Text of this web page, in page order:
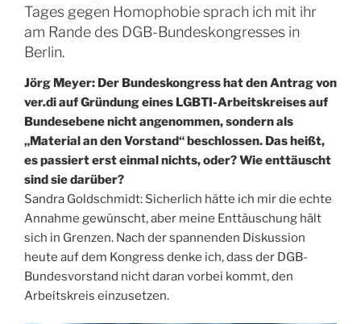
Tages gegen Homophobie sprach ich mit ihr
am Rande des DGB-Bundeskongresses in
Berlin.
Jörg Meyer: Der Bundeskongress hat den Antrag von
ver.di auf Gründung eines LGBTI-Arbeitskreises auf
Bundesebene nicht angenommen, sondern als
„Material an den Vorstand“ beschlossen. Das heißt,
es passiert erst einmal nichts, oder? Wie enttäuscht
sind sie darüber?
Sandra Goldschmidt: Sicherlich hätte ich mir die echte
Annahme gewünscht, aber meine Enttäuschung hält
sich in Grenzen. Nach der spannenden Diskussion
heute auf dem Kongress denke ich, dass der DGB-
Bundesvorstand nicht daran vorbei kommt, den
Arbeitskreis einzusetzen.